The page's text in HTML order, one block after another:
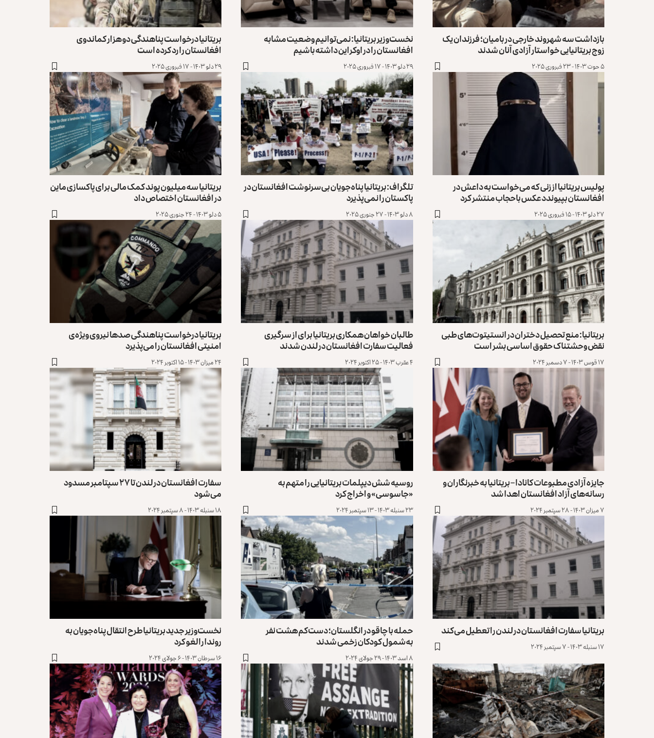
بازداشت سه شهروند خارجی در بامیان؛ فرزندان یک
زوج بریتانیایی خواستار آزادی آنان شدند
۵ حوت ۱۴۰۳ - ۲۳ فبروری ۲۰۲۵
نخست‌وزیر بریتانیا: نمی‌توانیم وضعیت مشابه
افغانستان را در اوکراین داشته باشیم
۲۹ دلو ۱۴۰۳ - ۱۷ فبروری ۲۰۲۵
بریتانیا درخواست پناهندگی دو هزار کماندوی
افغانستان را رد کرده است
۲۹ دلو ۱۴۰۳ - ۱۷ فبروری ۲۰۲۵
پولیس بریتانیا از زنی که می‌خواست به داعش در
افغانستان بپیوندد عکس باحجاب منتشر کرد
۲۷ دلو ۱۴۰۳ - ۱۵ فبروری ۲۰۲۵
تلگراف: بریتانیا پناه‌جویان بی‌سرنوشت افغانستان در
پاکستان را نمی‌پذیرد
۸ دلو ۱۴۰۳ - ۲۷ جنوری ۲۰۲۵
بریتانیا سه میلیون پوند کمک مالی برای پاکسازی ماین
در افغانستان اختصاص داد
۵ دلو ۱۴۰۳ - ۲۴ جنوری ۲۰۲۵
بریتانیا: منع تحصیل دختران در انستیتوت‌های طبی
نقض وحشتناک حقوق اساسی بشر است
۱۷ قوس ۱۴۰۳ - ۷ دسمبر ۲۰۲۴
طالبان خواهان همکاری بریتانیا برای از سرگیری
فعالیت سفارت افغانستان در لندن شدند
۴ عقرب ۱۴۰۳ - ۲۵ اکتوبر ۲۰۲۴
بریتانیا درخواست پناهندگی صدها نیروی ویژه‌ی
امنیتی افغانستان را می‌پذیرد
۲۴ میزان ۱۴۰۳ - ۱۵ اکتوبر ۲۰۲۴
جایزه آزادی مطبوعات کانادا – بریتانیا به خبرنگاران و
رسانه‌های آزاد افغانستان اهدا شد
۷ میزان ۱۴۰۳ - ۲۸ سپتمبر ۲۰۲۴
روسیه شش دیپلمات بریتانیایی را متهم به
«جاسوسی» و اخراج کرد
۲۳ سنبله ۱۴۰۳ - ۱۳ سپتمبر ۲۰۲۴
سفارت افغانستان در لندن تا ۲۷ سپتامبر مسدود
می‌شود
۱۸ سنبله ۱۴۰۳ - ۸ سپتمبر ۲۰۲۴
بریتانیا سفارت افغانستان در لندن را تعطیل می‌کند
۱۷ سنبله ۱۴۰۳ - ۷ سپتمبر ۲۰۲۴
حمله با چاقو در انگلستان؛ دست‌کم هشت نفر
به‌شمول کودکان زخمی شدند
۸ اسد ۱۴۰۳ - ۲۹ جولای ۲۰۲۴
نخست‌وزیر جدید بریتانیا طرح انتقال پناه‌جویان به
روندا را لغو کرد
۱۶ سرطان ۱۴۰۳ - ۶ جولای ۲۰۲۴